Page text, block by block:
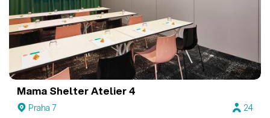
Mama ShelterAtelier 4
Praha 7
24